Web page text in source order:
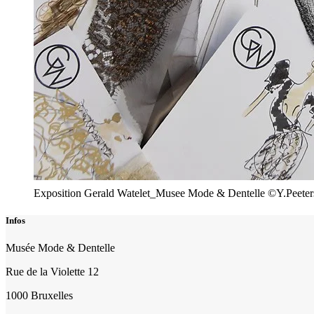
Exposition Gerald Watelet_Musee Mode & Dentelle
Infos
Musée Mode & Dentelle
Rue de la Violette 12
1000 Bruxelles